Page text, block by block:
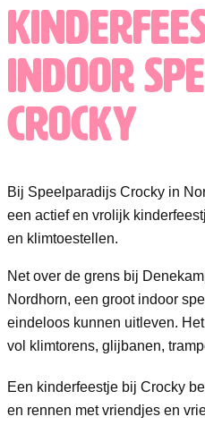
Indoor
Crocky
Bij Speelparadijs Crocky in
een actief en vrolijk
en klimtoestellen.
Net over de grens bij
Nordhorn, een groot indoor
eindeloos kunnen uitleven.
vol klimtorens, glijbanen,
Een kinderfeestje bij Crocky
en rennen met vriendjes en